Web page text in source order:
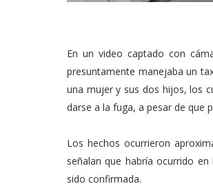
En un video captado con
presuntamente manejaba un
una mujer y sus dos hijos, los
darse a la fuga, a pesar de que
Los hechos ocurrieron
señalan que habría ocurrido
sido confirmada.